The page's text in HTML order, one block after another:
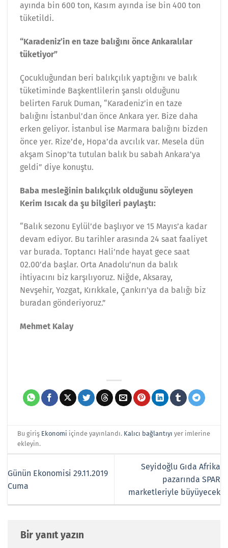
ayında bin 600 ton, Kasım ayında ise bin 400 ton
tüketildi.
“Karadeniz’in en taze balığını önce Ankaralılar
tüketiyor”
Çocukluğundan beri balıkçılık yaptığını ve balık
tüketiminde Başkentlilerin şanslı olduğunu
belirten Faruk Duman, “Karadeniz’in en taze
balığını İstanbul’dan önce Ankara yer. Bize daha
erken geliyor. İstanbul ise Marmara balığını bizden
önce yer. Rize’de, Hopa’da avcılık var. Mesela dün
akşam Sinop’ta tutulan balık bu sabah Ankara’ya
geldi” diye konuştu.
Baba mesleğinin balıkçılık olduğunu söyleyen
Kerim Isıcak da şu bilgileri paylaştı:
“Balık sezonu Eylül’de başlıyor ve 15 Mayıs’a kadar
devam ediyor. Bu tarihler arasında 24 saat faaliyet
var burada. Toptancı Hali’nde hayat gece saat
02.00’da başlar. Orta Anadolu’nun da balık
ihtiyacını biz karşılıyoruz. Niğde, Aksaray,
Nevşehir, Yozgat, Kırıkkale, Çankırı’ya da balığı biz
buradan gönderiyoruz.”
Mehmet Kalay
Bu giriş Ekonomi içinde yayınlandı. Kalıcı bağlantıyı yer imlerine
ekleyin.
Günün Ekonomisi 29.11.2019
Cuma
Seyidoğlu Gıda Afrika
pazarında SPAR
marketleriyle büyüyecek
Bir yanıt yazın